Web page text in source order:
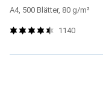
A4, 500 Blätter, 80 g/m²
1140